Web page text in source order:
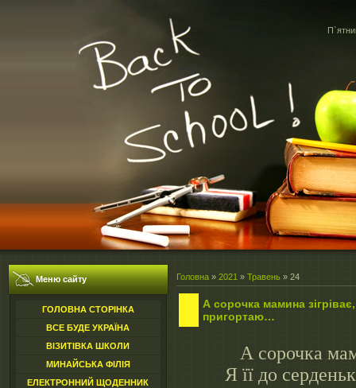
Меню сайту
ГОЛОВНА СТОРІНКА
ВСЕ БУДЕ УКРАЇНА
ВІЗИТІВКА ШКОЛИ
МИНАЙСЬКА ФІЛІЯ
ЕЛЕКТРОННИЙ ЩОДЕННИК
Головна » 2021 » Травень » 24
А сорочка мамина
пригортаю…
А сорочка
Я її до